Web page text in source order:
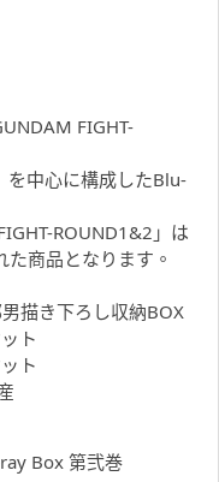
FIGHT-
を中心に構成したBlu-
ROUND1&2」は
商品となります。
描き下ろし収納BOX
ト
ト
Box 第弐巻